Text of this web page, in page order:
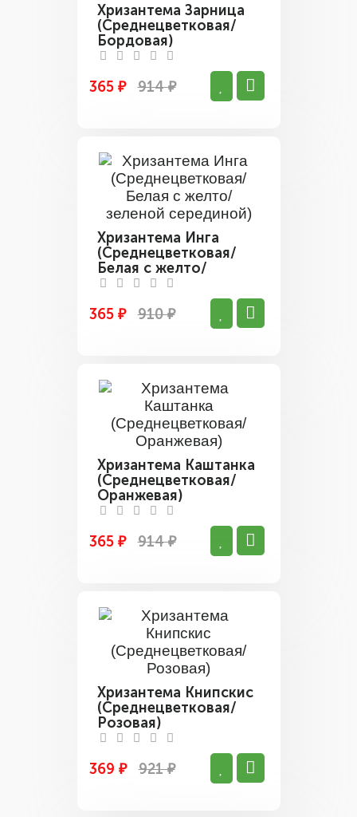
Хризантема Зарница
(Среднецветковая/
Бордовая)
365 ₽ 914 ₽
Хризантема Инга
(Среднецветковая/
Белая с желто/
зеленой серединой)
365 ₽
910 ₽
Хризантема Каштанка
(Среднецветковая/
Оранжевая)
365 ₽ 914 ₽
Хризантема Книпскис
(Среднецветковая/
Розовая)
369 ₽ 921 ₽